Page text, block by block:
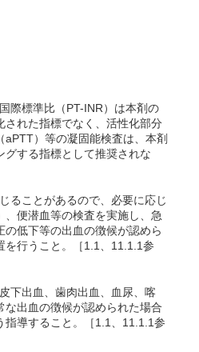
際標準比（PT-INR）は本剤の
された指標でなく、活性化部分
aPTT）等の凝固能検査は、本剤
グする指標として推奨されな
ることがあるので、必要に応じ
、便潜血等の検査を実施し、急
低下等の出血の徴候が認めら
を行うこと。［1.1、11.1.1参
下出血、歯肉出血、血尿、喀
な出血の徴候が認められた場合
指導すること。［1.1、11.1.1参